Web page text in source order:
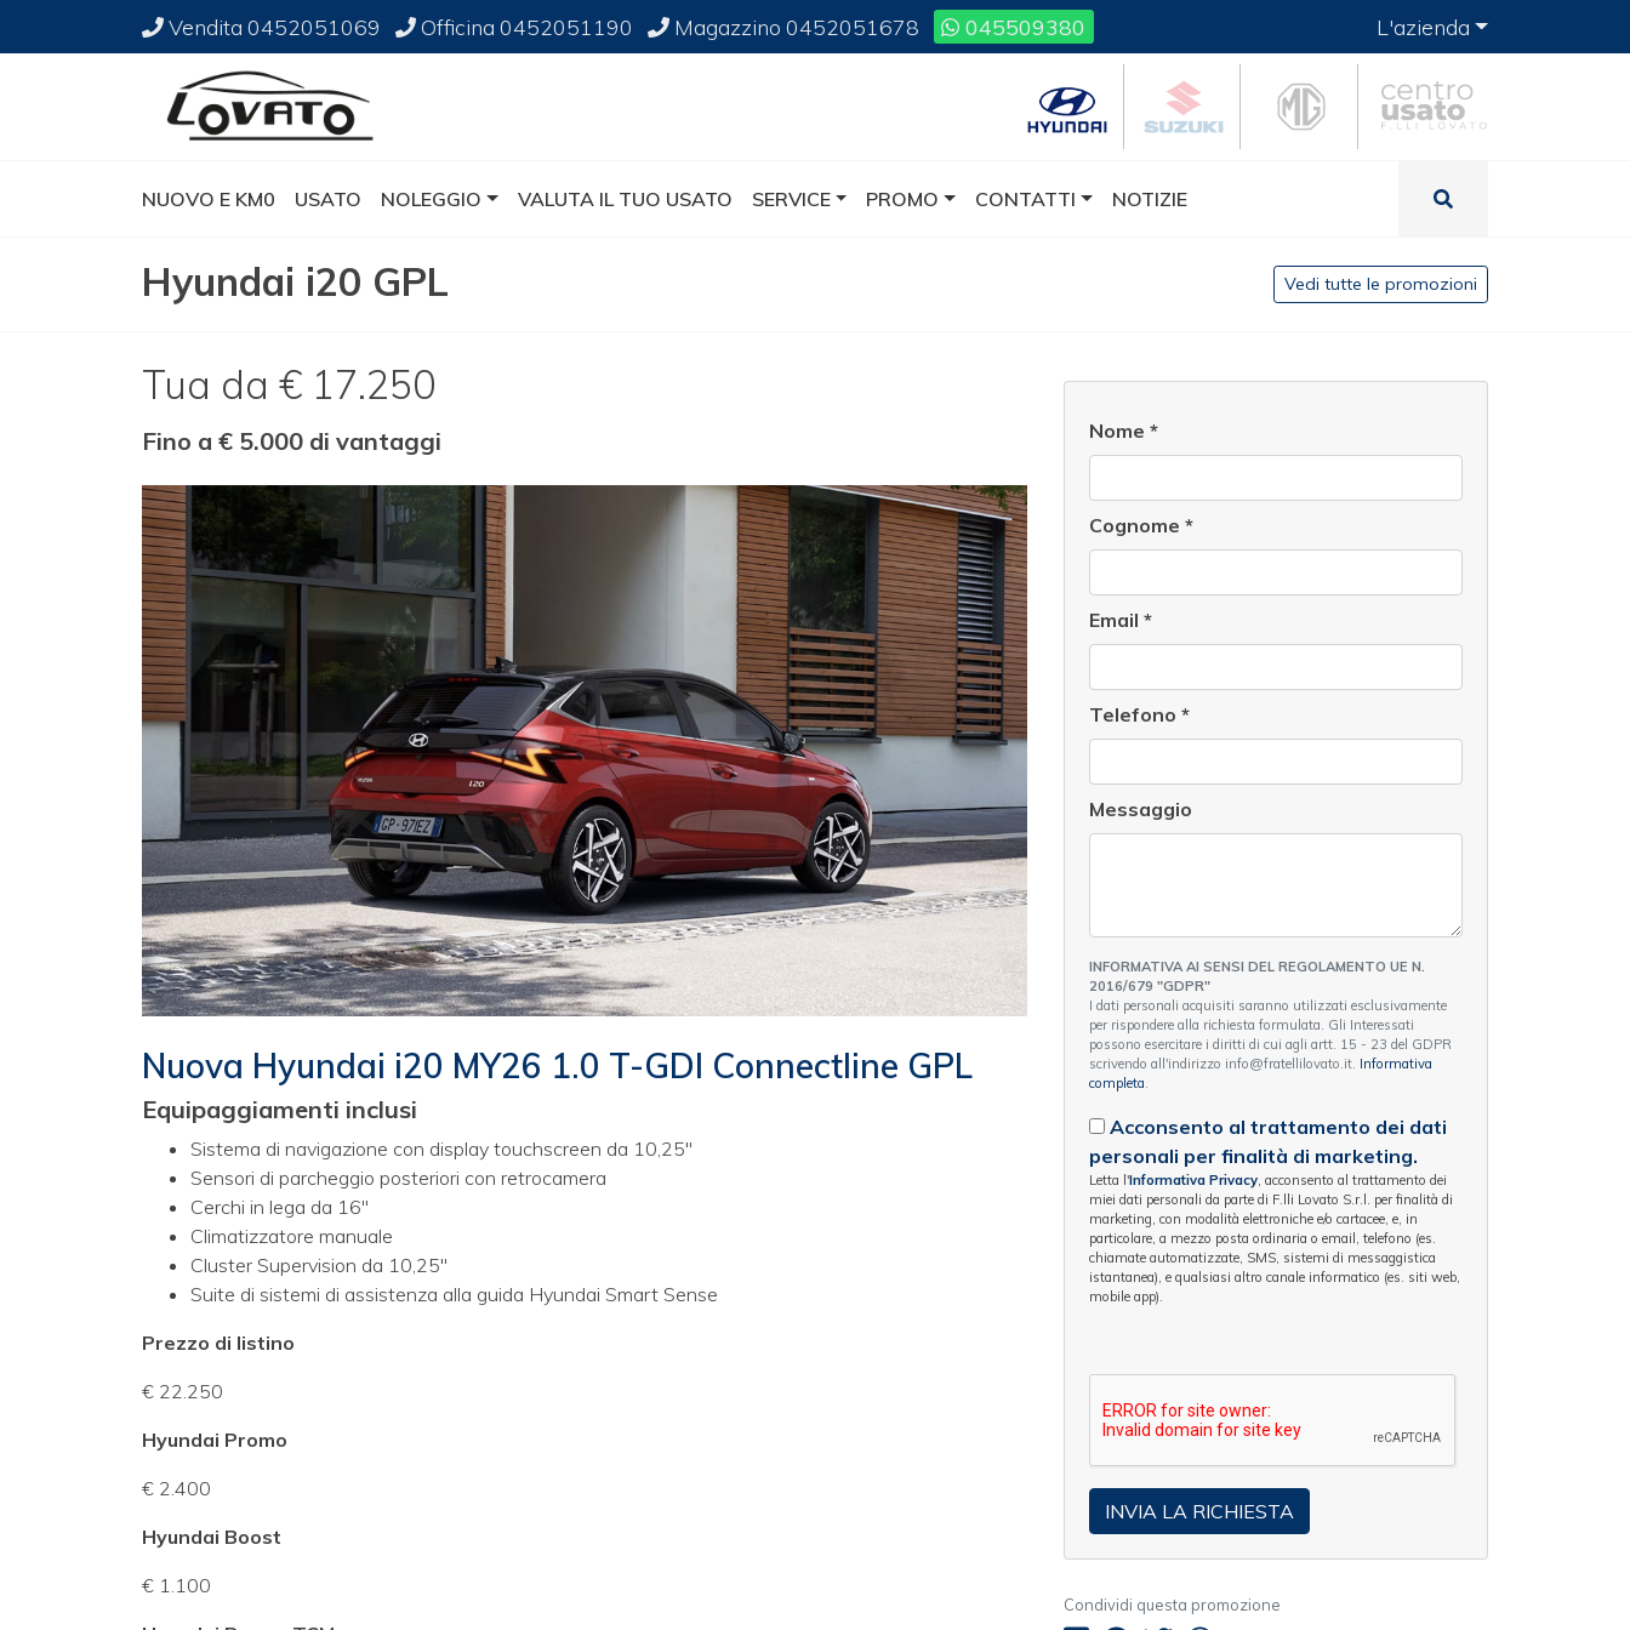
Vendita 0452051069 Officina0452051190 Magazzino 0452051678 045509380 L'azienda
NUOVO E KM0 USATO NOLEGGIO VALUTA IL TUO USATO SERVICE PROMO CONTATTI NOTIZIE
Hyundai i20 GPL Vedi tutte le promozioni
Tua da € 17.250
Fino a € 5.000 di vantaggi
Nuova Hyundai i20 MY26 1.0 T-GDI Connectline GPL
Equipaggiamenti inclusi
Sistema di navigazione con display touchscreen da 10,25"
Sensori di parcheggio posteriori con retrocamera
Cerchi in lega da 16"
Climatizzatore manuale
Cluster Supervision da 10,25"
Suite di sistemi di assistenza alla guida Hyundai Smart Sense
Prezzo di listino
€ 22.250
Hyundai Promo
€ 2.400
Hyundai Boost
€ 1.100
Nome *
Cognome *
Email *
Telefono *
Messaggio
INFORMATIVA AI SENSI DEL REGOLAMENTO UE N.
2016/679 "GDPR"
I dati personali acquisiti saranno utilizzati esclusivamente
per rispondere alla richiesta formulata. Gli Interessati
possono esercitare i diritti di cui agli artt. 15 - 23 del GDPR
scrivendo all'indirizzo info@fratellilovato.it. Informativa
completa.
Acconsento al trattamento dei dati
personali per finalità di marketing.
Letta l'Informativa Privacy, acconsento al trattamento dei
miei dati personali da parte di F.lli Lovato S.r.l. per finalità di
marketing, con modalità elettroniche e/o cartacee, e, in
particolare, a mezzo posta ordinaria o email, telefono (es.
chiamate automatizzate, SMS, sistemi di messaggistica
istantanea), e qualsiasi altro canale informatico (es. siti web,
mobile app).
Condividi questa promozione